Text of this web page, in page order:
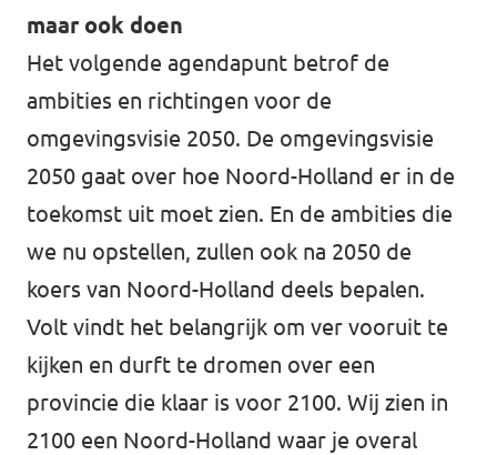
maar ook doen
Het volgende agendapunt betrof de
ambities en richtingen voor de
omgevingsvisie 2050. De omgevingsvisie
2050 gaat over hoe Noord-Holland er in de
toekomst uit moet zien. En de ambities die
we nu opstellen, zullen ook na 2050 de
koers van Noord-Holland deels bepalen.
Volt vindt het belangrijk om ver vooruit te
kijken en durft te dromen over een
provincie die klaar is voor 2100. Wij zien in
2100 een Noord-Holland waar je overal